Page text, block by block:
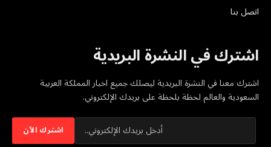
اتصل بنا
اشترك في النشرة البريدية
اشترك معنا في النشرة البريدية ليصلك جميع اخبار المملكة العربية
السعودية والعالم لحظة بلحظة على بريدك الإلكتروني.